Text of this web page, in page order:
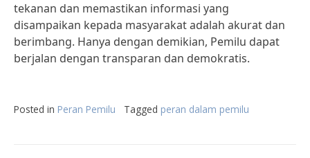
tekanan dan memastikan informasi yang
disampaikan kepada masyarakat adalah akurat dan
berimbang. Hanya dengan demikian, Pemilu dapat
berjalan dengan transparan dan demokratis.
Posted in Peran Pemilu Tagged peran dalam pemilu